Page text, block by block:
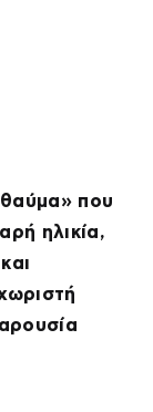
που
ηλικία,